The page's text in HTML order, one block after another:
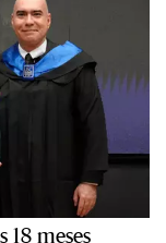
meses